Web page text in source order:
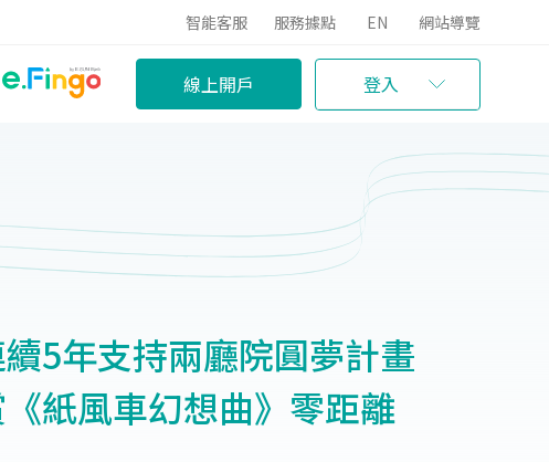
智能客服 服務據點 EN 網站導覽
線上開戶 登入
5年支持兩廳院圓夢計畫
紙風車幻想曲》零距離